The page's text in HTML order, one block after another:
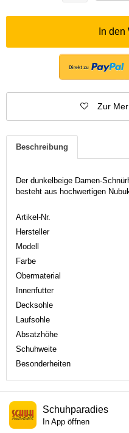
In
Zur
Beschreibung
Der dunkelbeige Damen-
besteht aus hochwertigen
Artikel-Nr.
Hersteller
Modell
Farbe
Obermaterial
Innenfutter
Decksohle
Laufsohle
Absatzhöhe
Schuhweite
Besonderheiten
Schuhparadies
In App öffnen